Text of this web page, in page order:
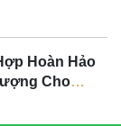
Hoàn Hảo
Cho